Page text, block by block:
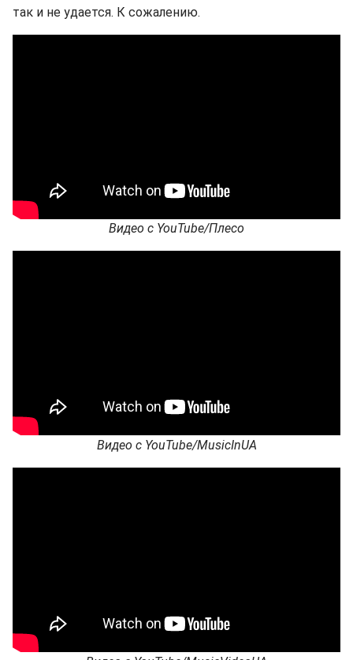
так и не удается. К сожалению.
Видео с YouTube/Плесо
Видео с YouTube/MusicInUA